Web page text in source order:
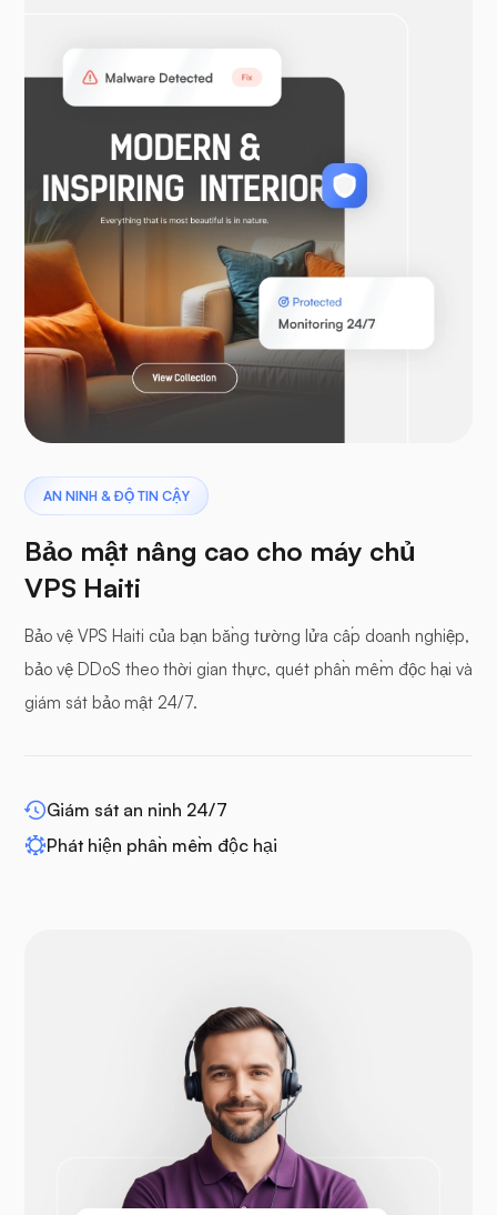
Woocommerce
Laravel
khủng long bay
Bảng đệm
WP-mở rộng
Opencart
AN NINH & ĐỘ TIN CẬY
Bảo mật nâng cao cho máy chủ
VPS Haiti
Bảo vệ VPS Haiti của bạn bằng tường lửa cấp doanh nghiệp,
bảo vệ DDoS theo thời gian thực, quét phần mềm độc hại và
giám sát bảo mật 24/7.
Giám sát an ninh 24/7
Phát hiện phần mềm độc hại